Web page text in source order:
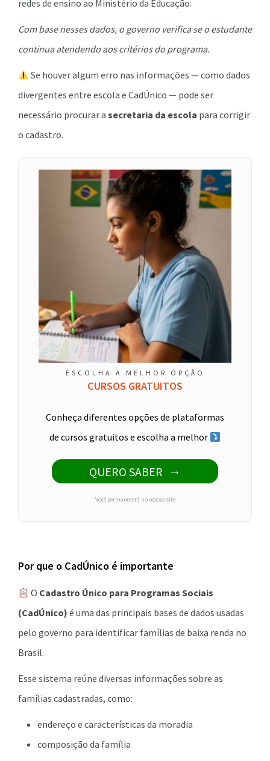
redes de ensino ao Ministério da Educação.
Com base nesses dados, o governo verifica se o estudante
continua atendendo aos critérios do programa.
Se houver algum erro nas informações — como dados
divergentes entre escola e CadÚnico — pode ser
necessário procurar a secretaria da escola para corrigir
o cadastro.
ESCOLHA A MELHOR OPÇÃO
CURSOS GRATUITOS
Conheça diferentes opções de plataformas
de cursos gratuitos e escolha a melhor
QUERO SABER
Você permanecerá no nosso site
Por que o CadÚnico é importante
O Cadastro Único para Programas Sociais
(CadÚnico) é uma das principais bases de dados usadas
pelo governo para identificar famílias de baixa renda no
Brasil.
Esse sistema reúne diversas informações sobre as
famílias cadastradas, como:
endereço e características da moradia
composição da família